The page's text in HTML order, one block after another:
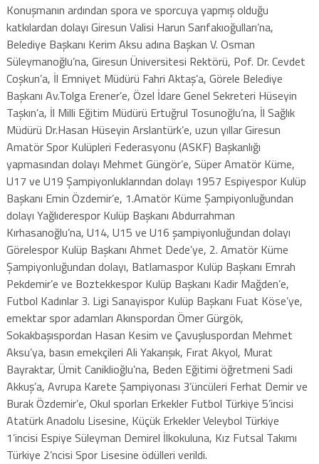
Konuşmanın ardından spora ve sporcuya yapmış olduğu
katkılardan dolayı Giresun Valisi Harun Sarıfakıoğulları’na,
Belediye Başkanı Kerim Aksu adına Başkan V. Osman
Süleymanoğlu’na, Giresun Üniversitesi Rektörü, Pof. Dr. Cevdet
Coşkun’a, İl Emniyet Müdürü Fahri Aktaş’a, Görele Belediye
Başkanı Av.Tolga Erener’e, Özel İdare Genel Sekreteri Hüseyin
Taşkın’a, İl Milli Eğitim Müdürü Ertuğrul Tosunoğlu’na, İl Sağlık
Müdürü Dr.Hasan Hüseyin Arslantürk’e, uzun yıllar Giresun
Amatör Spor Kulüpleri Federasyonu (ASKF) Başkanlığı
yapmasından dolayı Mehmet Güngör’e, Süper Amatör Küme,
U17 ve U19 Şampiyonluklarından dolayı 1957 Espiyespor Kulüp
Başkanı Emin Özdemir’e, 1.Amatör Küme Şampiyonluğundan
dolayı Yağlıderespor Kulüp Başkanı Abdurrahman
Kırhasanoğlu’na, U14, U15 ve U16 şampiyonluğundan dolayı
Görelespor Kulüp Başkanı Ahmet Dede’ye, 2. Amatör Küme
Şampiyonluğundan dolayı, Batlamaspor Kulüp Başkanı Emrah
Pekdemir’e ve Boztekkespor Kulüp Başkanı Kadir Mağden’e,
Futbol Kadınlar 3. Ligi Sanayispor Kulüp Başkanı Fuat Köse’ye,
emektar spor adamları Akınspordan Ömer Gürgök,
Sokakbaşıspordan Hasan Kesim ve Çavuşluspordan Mehmet
Aksu’ya, basın emekçileri Ali Yakarışık, Fırat Akyol, Murat
Bayraktar, Ümit Caniklioğlu’na, Beden Eğitimi öğretmeni Sadi
Akkuş’a, Avrupa Karete Şampiyonası 3’üncüleri Ferhat Demir ve
Burak Özdemir’e, Okul sporları Erkekler Futbol Türkiye 5’incisi
Atatürk Anadolu Lisesine, Küçük Erkekler Veleybol Türkiye
1’incisi Espiye Süleyman Demirel İlkokuluna, Kız Futsal Takımı
Türkiye 2’ncisi Spor Lisesine ödülleri verildi.